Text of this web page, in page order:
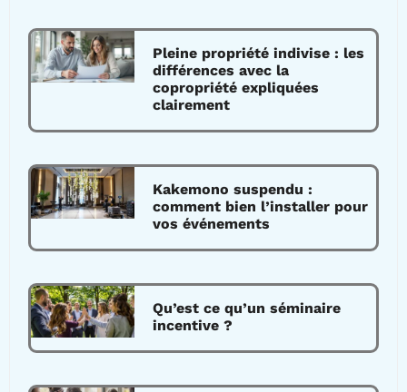
Pleine propriété indivise : les
différences avec la
copropriété expliquées
clairement
Kakemono suspendu :
comment bien l’installer pour
vos événements
Qu’est ce qu’un séminaire
incentive ?